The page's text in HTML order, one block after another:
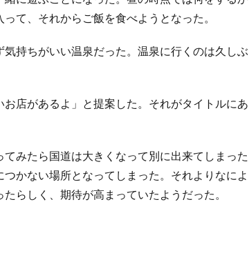
て、それからご飯を食べようとなった。
持ちがいい温泉だった。温泉に行くのは久しぶ
店があるよ」と提案した。それがタイトルにあ
みたら国道は大きくなって別に出来てしまった
かない場所となってしまった。それよりなによ
らしく、期待が高まっていたようだった。